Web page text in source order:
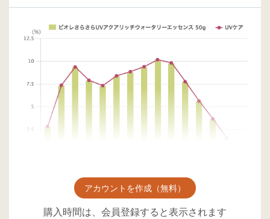
アカウントを作成（無料）
購入時間は、会員登録すると表示されます